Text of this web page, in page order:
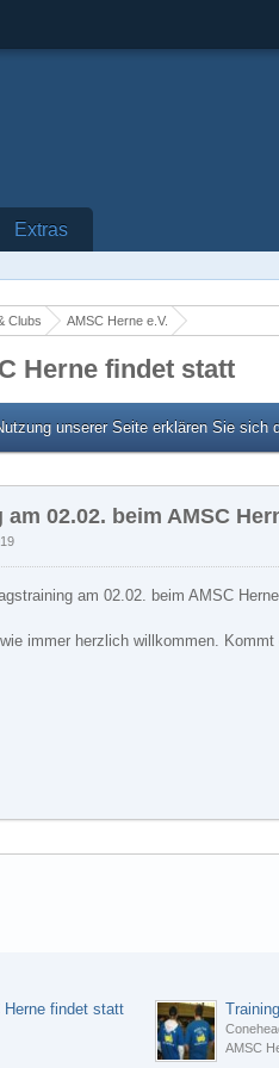
Extras
Clubs AMSC Herne e.V.
Herne findet statt
unserer Seite erklären Sie
am 02.02. beim AMSC
am 02.02. beim AMSC
immer herzlich willkommen.
Herne findet statt
AMSC